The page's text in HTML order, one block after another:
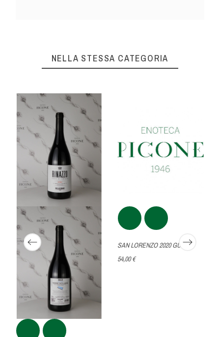
NELLA STESSA CATEGORIA
SAN LORENZO 2020 GULFI
54,00 €